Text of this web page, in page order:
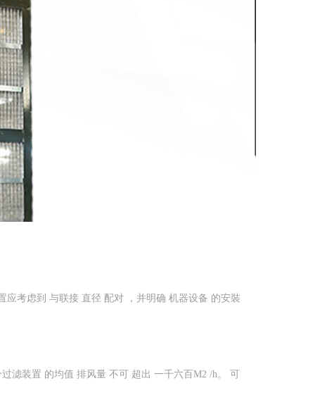
应考虑到 与联接 直径 配对 ，并明确 机器设备 的安裝
滤装置 的均值 排风量 不可 超出 一千六百M2 /h。 可